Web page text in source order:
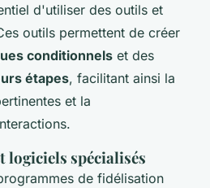
d'utiliser des outils et
outils permettent de créer
conditionnels et des
étapes, facilitant ainsi la
et la
logiciels spécialisés
de fidélisation